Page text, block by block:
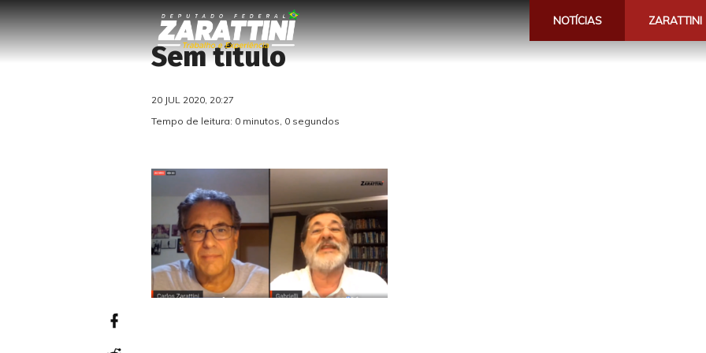
NOTÍCIAS ZARATTINI
Sem título
20 JUL 2020, 20:27
Tempo de leitura: 0 minutos, 0 segundos